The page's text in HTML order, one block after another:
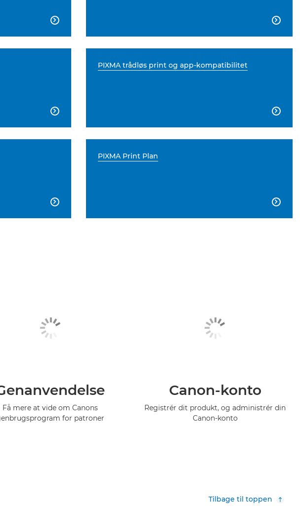
 

PIXMA trådløs print og app-kompatibilitet


PIXMA Print Plan

Få mere at vide om Canons
for patroner
Canon-konto
Registrér dit produkt, og administrér din
Canon-konto
Tilbage til toppen